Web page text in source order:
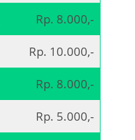
Rp. 8.000,-
Rp. 10.000,-
Rp. 8.000,-
Rp. 5.000,-